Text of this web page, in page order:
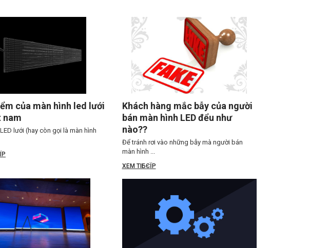
của màn hình led lưới
nam
lưới (hay còn gọi là màn hình
Khách hàng mắc bẫy của người
bán màn hình LED đểu như
nào??
Để tránh rơi vào những bẫy mà người bán
màn hình ...
XEM TIБЄЇP